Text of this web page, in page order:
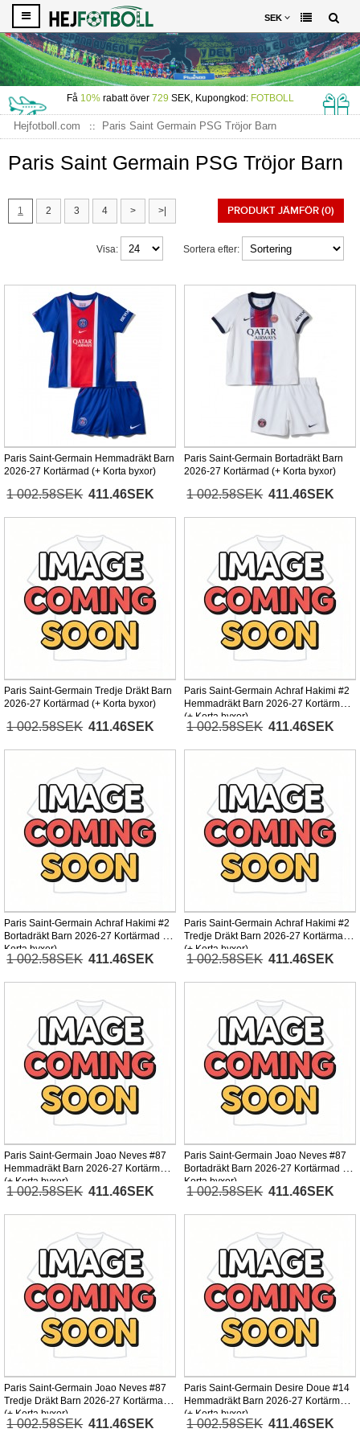
SEK
Få 10%rabatt över 729 SEK, Kupongkod: FOTBOLL
Hejfotboll.com Paris Saint Germain PSG Tröjor Barn
Paris Saint Germain PSG Tröjor Barn
1 2 3 4 > >| PRODUKT JÄMFÖR (0)
Sortera efter:
Visa:
Paris Saint-Germain Hemmadräkt Barn
2026-27 Kortärmad (+ Korta byxor)
1 002.58SEK 411.46SEK
Paris Saint-Germain Bortadräkt Barn
2026-27 Kortärmad (+ Korta byxor)
1 002.58SEK 411.46SEK
Paris Saint-Germain Tredje Dräkt Barn
2026-27 Kortärmad (+ Korta byxor)
1 002.58SEK 411.46SEK
Paris Saint-Germain Achraf Hakimi #2
Hemmadräkt Barn 2026-27 Kortärmad
(+ Korta byxor)
1 002.58SEK 411.46SEK
Paris Saint-Germain Achraf Hakimi #2
Bortadräkt Barn 2026-27 Kortärmad (+
Korta byxor)
1 002.58SEK 411.46SEK
Paris Saint-Germain Achraf Hakimi #2
Tredje Dräkt Barn 2026-27 Kortärmad
(+ Korta byxor)
1 002.58SEK 411.46SEK
Paris Saint-Germain Joao Neves #87
Hemmadräkt Barn 2026-27 Kortärmad
(+ Korta byxor)
1 002.58SEK 411.46SEK
Paris Saint-Germain Joao Neves #87
Bortadräkt Barn 2026-27 Kortärmad (+
Korta byxor)
1 002.58SEK 411.46SEK
Paris Saint-Germain Joao Neves #87
Tredje Dräkt Barn 2026-27 Kortärmad
(+ Korta byxor)
1 002.58SEK 411.46SEK
Paris Saint-Germain Desire Doue #14
Hemmadräkt Barn 2026-27 Kortärmad
(+ Korta byxor)
1 002.58SEK 411.46SEK